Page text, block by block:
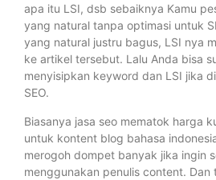
apa itu LSI, dsb sebaiknya Kamu
yang natural tanpa optimasi untuk
yang natural justru bagus, LSI nya
ke artikel tersebut. Lalu Anda bisa
menyisipkan keyword dan LSI jika
SEO.
Biasanya jasa seo mematok harga
untuk kontent blog bahasa
merogoh dompet banyak jika ingin
menggunakan penulis content.